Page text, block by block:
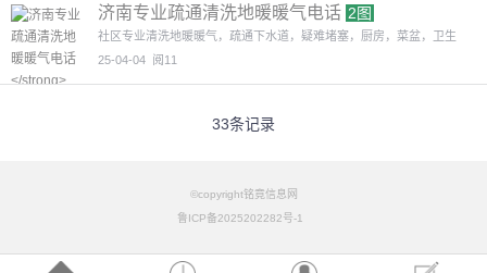
济南专业疏通清洗地暖暖气电话 2图
社区专业清洗地暖暖气，疏通下水道，疑难堵塞，厨房，菜盆，卫生
25-04-04 阅11
33条记录
©copyright铭竟信息网
鲁ICP备2025202282号-1